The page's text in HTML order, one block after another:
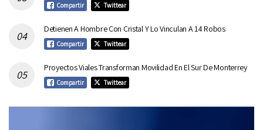
Compartir Twittear
Detienen A Hombre Con Cristal Y Lo Vinculan A 14 Robos
Compartir Twittear
Proyectos Viales Transforman Movilidad En El Sur De Monterrey
Compartir Twittear